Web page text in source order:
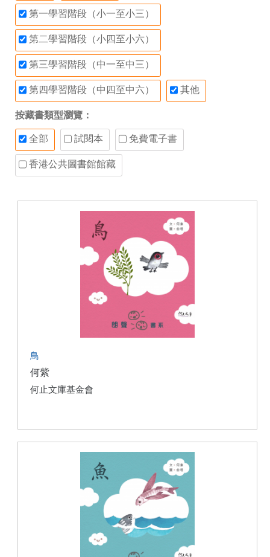
第一學習階段（小一至小三）
第二學習階段（小四至小六）
第三學習階段（中一至中三）
第四學習階段（中四至中六） 其他
按藏書類型瀏覽：
全部 試閱本 免費電子書
香港公共圖書館館藏
鳥
何紫
何止文庫基金會